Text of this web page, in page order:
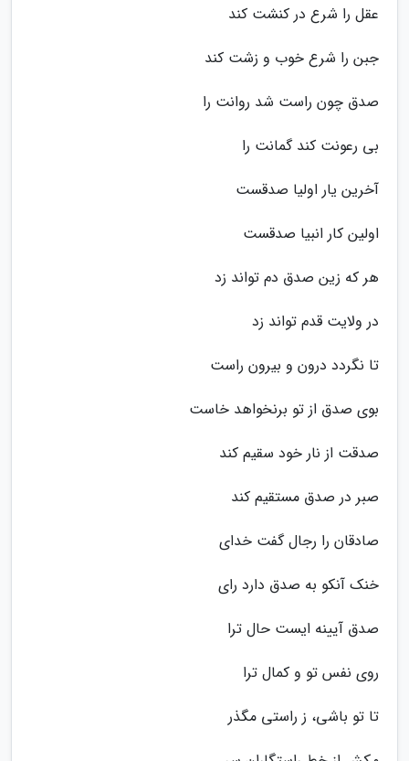
عقل را شرع در کنشت کند
جبن را شرع خوب و زشت کند
صدق چون راست شد روانت را
بی رعونت کند گمانت را
آخرین یار اولیا صدقست
اولین کار انبیا صدقست
هر که زین صدق دم تواند زد
در ولایت قدم تواند زد
تا نگردد درون و بیرون راست
بوی صدق از تو برنخواهد خاست
صدقت از نار خود سقیم کند
صبر در صدق مستقیم کند
صادقان را رجال گفت خدای
خنک آنکو به صدق دارد رای
صدق آیینه ایست حال ترا
روی نفس تو و کمال ترا
تا تو باشی، ز راستی مگذر